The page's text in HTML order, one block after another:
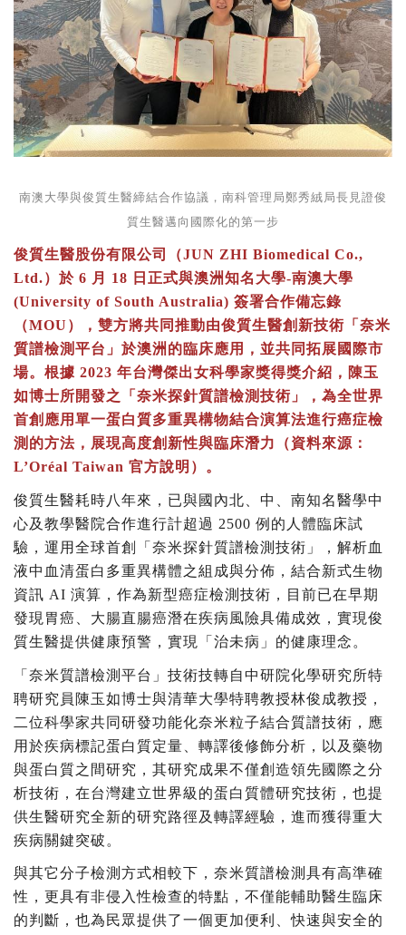
南澳大學與俊質生醫締結合作協議，南科管理局鄭秀絨局長見證俊
質生醫邁向國際化的第一步
俊質生醫股份有限公司（JUN ZHI Biomedical Co.,
Ltd.）於 6 月 18 日正式與澳洲知名大學-南澳大學
(University of South Australia) 簽署合作備忘錄
（MOU），雙方將共同推動由俊質生醫創新技術「奈米
質譜檢測平台」於澳洲的臨床應用，並共同拓展國際市
場。根據 2023 年台灣傑出女科學家獎得獎介紹，陳玉
如博士所開發之「奈米探針質譜檢測技術」，為全世界
首創應用單一蛋白質多重異構物結合演算法進行癌症檢
測的方法，展現高度創新性與臨床潛力（資料來源：
L’Oréal Taiwan 官方說明）。
俊質生醫耗時八年來，已與國內北、中、南知名醫學中
心及教學醫院合作進行計超過 2500 例的人體臨床試
驗，運用全球首創「奈米探針質譜檢測技術」，解析血
液中血清蛋白多重異構體之組成與分佈，結合新式生物
資訊 AI 演算，作為新型癌症檢測技術，目前已在早期
發現胃癌、大腸直腸癌潛在疾病風險具備成效，實現俊
質生醫提供健康預警，實現「治未病」的健康理念。
「奈米質譜檢測平台」技術技轉自中研院化學研究所特
聘研究員陳玉如博士與清華大學特聘教授林俊成教授，
二位科學家共同研發功能化奈米粒子結合質譜技術，應
用於疾病標記蛋白質定量、轉譯後修飾分析，以及藥物
與蛋白質之間研究，其研究成果不僅創造領先國際之分
析技術，在台灣建立世界級的蛋白質體研究技術，也提
供生醫研究全新的研究路徑及轉譯經驗，進而獲得重大
疾病關鍵突破。
與其它分子檢測方式相較下，奈米質譜檢測具有高準確
性，更具有非侵入性檢查的特點，不僅能輔助醫生臨床
的判斷，也為民眾提供了一個更加便利、快速與安全的